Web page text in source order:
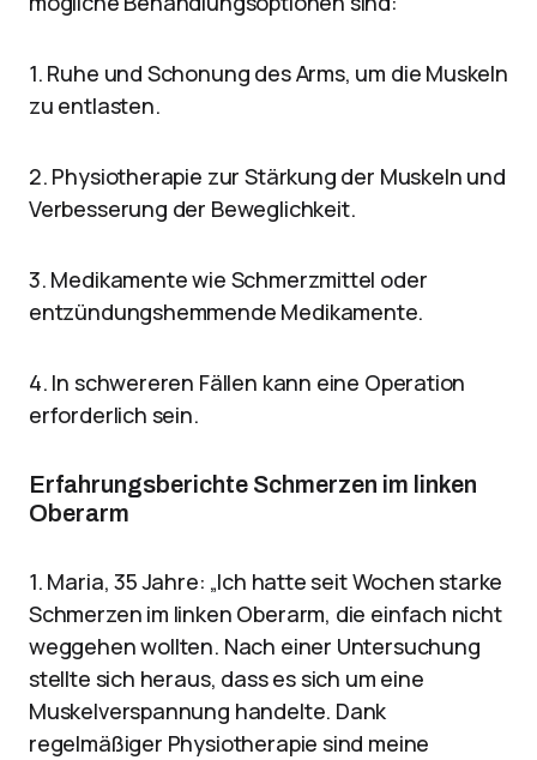
1. Ruhe und Schonung des Arms, um die Muskeln
zu entlasten.
2. Physiotherapie zur Stärkung der Muskeln und
Verbesserung der Beweglichkeit.
3. Medikamente wie Schmerzmittel oder
entzündungshemmende Medikamente.
4. In schwereren Fällen kann eine Operation
erforderlich sein.
Erfahrungsberichte Schmerzen im linken
Oberarm
1. Maria, 35 Jahre: „Ich hatte seit Wochen starke
Schmerzen im linken Oberarm, die einfach nicht
weggehen wollten. Nach einer Untersuchung
stellte sich heraus, dass es sich um eine
Muskelverspannung handelte. Dank
regelmäßiger Physiotherapie sind meine